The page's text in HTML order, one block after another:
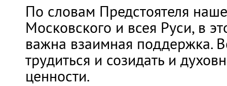
По словам Предстоятеля
Московского и всея Руси, в
важна взаимная поддержка.
трудиться и созидать и
ценности.